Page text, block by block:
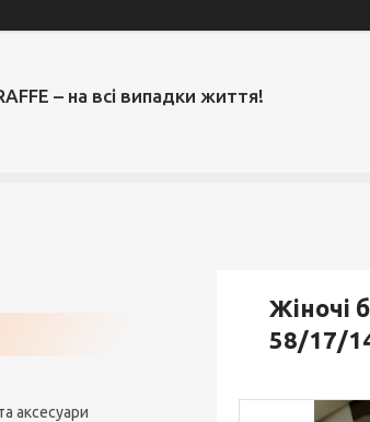
– на всі випадки життя!
Жіночі
58/17/
аксесуари